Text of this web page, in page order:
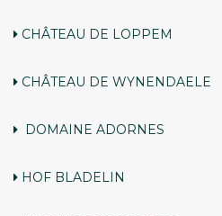
CHÂTEAU DE LOPPEM
CHÂTEAU DE WYNENDAELE
DOMAINE ADORNES
HOF BLADELIN